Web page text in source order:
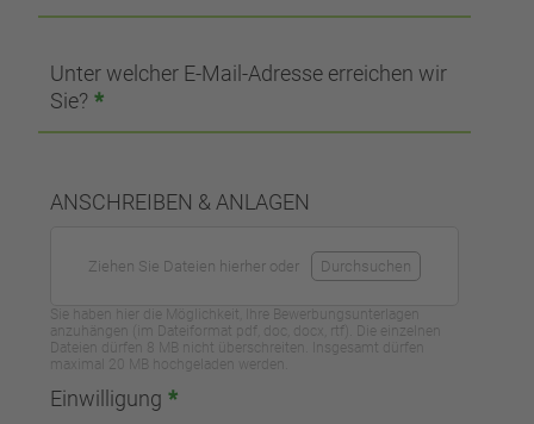
Unter welcher E-Mail-Adresse erreichen wir
Sie? *
ANSCHREIBEN & ANLAGEN
Ziehen Sie Dateien hierher oder Durchsuchen
Sie haben hier die Möglichkeit, Ihre Bewerbungsunterlagen
anzuhängen (im Dateiformat pdf, doc, docx, rtf). Die einzelnen
Dateien dürfen 8 MB nicht überschreiten. Insgesamt dürfen
maximal 20 MB hochgeladen werden.
Einwilligung *